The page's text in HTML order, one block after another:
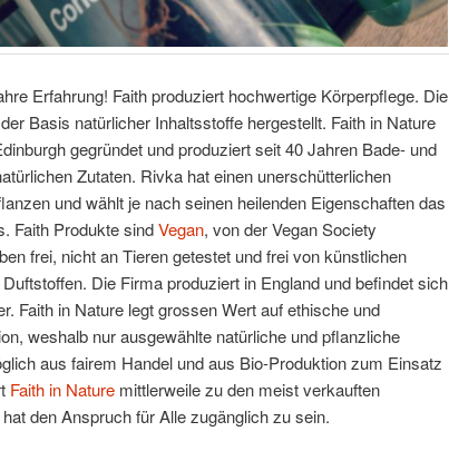
Erfahrung! Faith produziert hochwertige Körperpflege. Die
Basis natürlicher Inhaltsstoffe hergestellt. Faith in Nature
gegründet und produziert seit 40 Jahren Bade- und
Zutaten. Rivka hat einen unerschütterlichen
und wählt je nach seinen heilenden Eigenschaften das
Faith Produkte sindVegan, von der Vegan Society
frei, nicht an Tieren getestet und frei von künstlichen
Die Firma produziert in England und befindet sich
Faith in Nature legt grossen Wert auf ethische und
weshalb nur ausgewählte natürliche und pflanzliche
aus fairem Handel und aus Bio-Produktion zum Einsatz
Faith in Nature mittlerweile zu den meist verkauften
den Anspruch für Alle zugänglich zu sein.